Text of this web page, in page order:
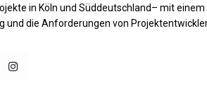
in Köln und Süddeutschland– mit
und die Anforderungen von